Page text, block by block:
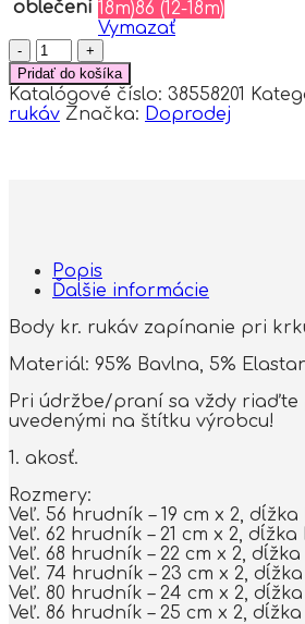
oblečení 18m)86 (12-18m)
Vymazať
množstvo
Body
kr.
rukáv,
bavlna,
Pridať do košíka
Katalógové číslo: 38558201
rukáv Značka: Doprodej
Popis
Ďalšie informácie
Body kr. rukáv zapínanie pri
Materiál: 95% Bavlna, 5%
Pri údržbe/praní sa vždy riaďte
uvedenými na štítku výrobcu!
1. akosť.
Rozmery:
Veľ. 56 hrudník – 19 cm x 2,
Veľ. 62 hrudník – 21 cm x 2,
Veľ. 68 hrudník – 22 cm x 2,
Veľ. 74 hrudník – 23 cm x 2,
Veľ. 80 hrudník – 24 cm x 2,
Veľ. 86 hrudník – 25 cm x 2,